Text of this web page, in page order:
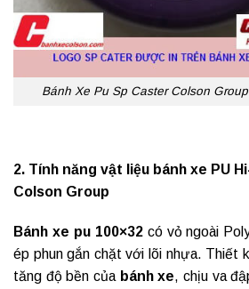
Bánh Xe Pu Sp Caster Colson
2. Tính năng vật liệu bánh xe PU
Colson Group
Bánh xe pu 100×32có vỏ ngoài
ép phun gắn chặt với lõi nhựa. Thiết
tăng độ bền của bánh xe, chịu va